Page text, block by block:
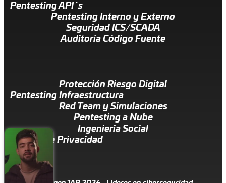
Pentesting API´s
Pentesting Interno y Externo
Seguridad ICS/SCADA
Auditoría Código Fuente
Protección Riesgo Digital
Pentesting Infraestructura
Red Team y Simulaciones
Pentesting a Nube
Ingenieria Social
Política de Privacidad